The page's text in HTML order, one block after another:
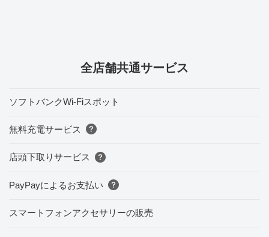
全店舗共通サービス
ソフトバンクWi-Fiスポット
無料充電サービス
店頭下取りサービス
PayPayによるお支払い
スマートフォンアクセサリーの販売